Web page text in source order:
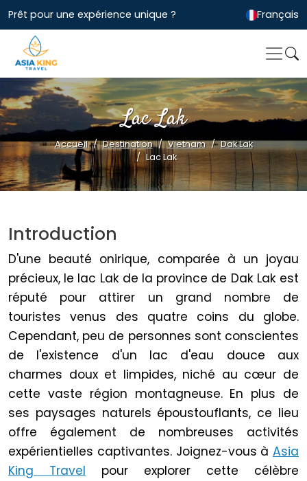
Prêt pour une expérience unique ? Français
Lac Lak
Accueil Destination Vietnam
Dak Lak
Lac Lak
Introduction
D'une beauté onirique, comparée à un joyau
précieux, le lac Lak de la province de Dak Lak est
réputé pour attirer un grand nombre de
touristes venus des quatre coins du globe.
Cependant, peu de personnes sont conscientes
de l'existence d'un lac d'eau douce aux
charmes doux et limpides, niché au cœur de
cette vaste région montagneuse. En plus de
ses paysages naturels époustouflants, ce lieu
offre également de nombreuses activités
expérientielles captivantes. Joignez-vous à Asia
King Travel pour explorer cette célèbre